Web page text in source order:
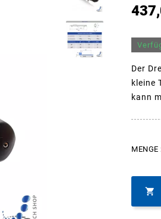
Der
kleine
kann
MENGE
